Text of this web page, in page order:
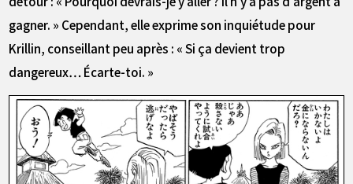
gagner. » Cependant, elle exprime son inquiétude pour
Krillin, conseillant peu après : « Si ça devient trop
dangereux… Écarte-toi. »